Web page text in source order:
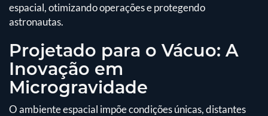
espacial, otimizando operações e protegendo
astronautas.
Projetado para o Vácuo: A
Inovação em
Microgravidade
O ambiente espacial impõe condições únicas, distantes